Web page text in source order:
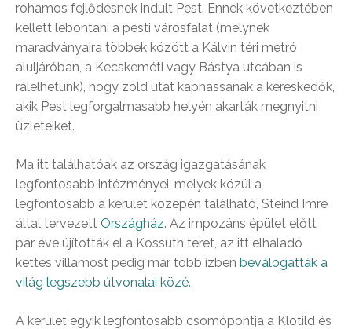
rohamos fejlődésnek indult Pest. Ennek következtében
kellett lebontani a pesti városfalat (melynek
maradványaira többek között a Kálvin téri metró
aluljáróban, a Kecskeméti vagy Bástya utcában is
rálelhetünk), hogy zöld utat kaphassanak a kereskedők,
akik Pest legforgalmasabb helyén akarták megnyitni
üzleteiket.
Ma itt találhatóak az ország igazgatásának
legfontosabb intézményei, melyek közül a
legfontosabb a kerület közepén található, Steind Imre
által tervezett Országház. Az impozáns épület előtt
pár éve újították el a Kossuth teret, az itt elhaladó
kettes villamost pedig már több ízben beválogatták a
világ legszebb útvonalai közé.
A kerület egyik legfontosabb csomópontja a Klotild és